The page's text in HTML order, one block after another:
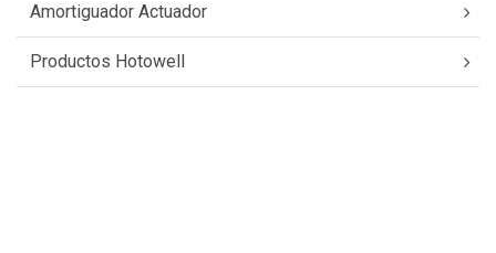
Amortiguador Actuador
Productos Hotowell